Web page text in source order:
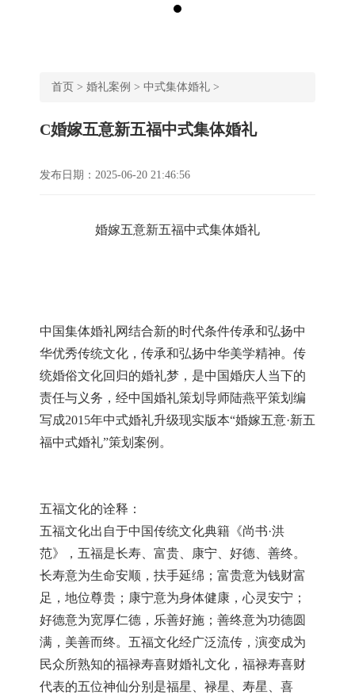
首页 > 婚礼案例 > 中式集体婚礼 >
C婚嫁五意新五福中式集体婚礼
发布日期：2025-06-20 21:46:56
婚嫁五意新五福中式集体婚礼
中国集体婚礼网结合新的时代条件传承和弘扬中
华优秀传统文化，传承和弘扬中华美学精神。传
统婚俗文化回归的婚礼梦，是中国婚庆人当下的
责任与义务，经中国婚礼策划导师陆燕平策划编
写成2015年中式婚礼升级现实版本“婚嫁五意·新五
福中式婚礼”策划案例。
五福文化的诠释：
五福文化出自于中国传统文化典籍《尚书·洪
范》，五福是长寿、富贵、康宁、好德、善终。
长寿意为生命安顺，扶手延绵；富贵意为钱财富
足，地位尊贵；康宁意为身体健康，心灵安宁；
好德意为宽厚仁德，乐善好施；善终意为功德圆
满，美善而终。五福文化经广泛流传，演变成为
民众所熟知的福禄寿喜财婚礼文化，福禄寿喜财
代表的五位神仙分别是福星、禄星、寿星、喜